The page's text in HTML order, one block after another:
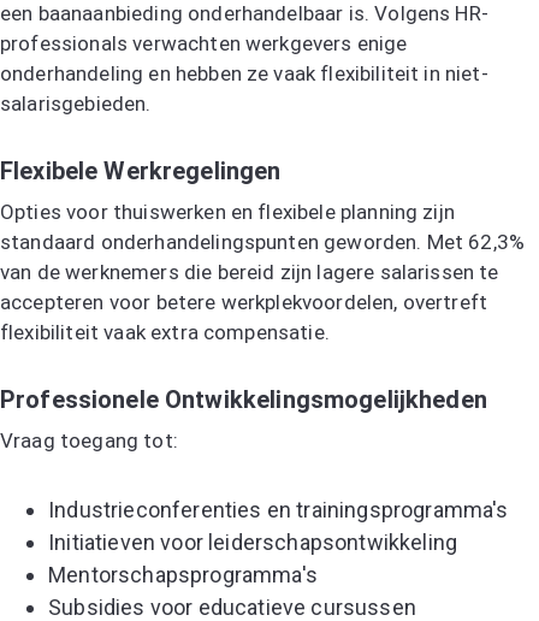
een baanaanbieding onderhandelbaar is. Volgens HR-
professionals verwachten werkgevers enige
onderhandeling en hebben ze vaak flexibiliteit in niet-
salarisgebieden.
Flexibele Werkregelingen
Opties voor thuiswerken en flexibele planning zijn
standaard onderhandelingspunten geworden. Met 62,3%
van de werknemers die bereid zijn lagere salarissen te
accepteren voor betere werkplekvoordelen, overtreft
flexibiliteit vaak extra compensatie.
Professionele Ontwikkelingsmogelijkheden
Vraag toegang tot:
Industrieconferenties en trainingsprogramma's
Initiatieven voor leiderschapsontwikkeling
Mentorschapsprogramma's
Subsidies voor educatieve cursussen